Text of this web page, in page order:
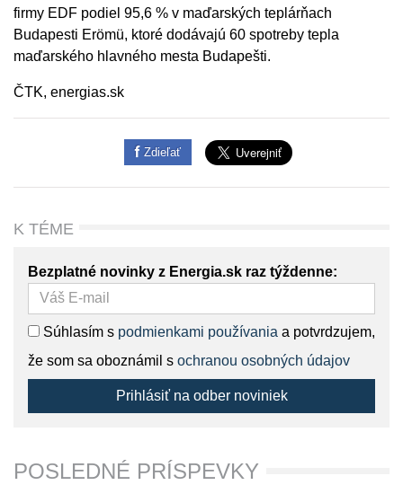
firmy EDF podiel 95,6 % v maďarských teplárňach
Budapesti Erömü, ktoré dodávajú 60 spotreby tepla
maďarského hlavného mesta Budapešti.
ČTK, energias.sk
Zdieľať
K TÉME
Bezplatné novinky z Energia.sk raz týždenne:
Súhlasím s podmienkami používania a potvrdzujem,
že som sa oboznámil s ochranou osobných údajov
Prihlásiť na odber noviniek
POSLEDNÉ PRÍSPEVKY